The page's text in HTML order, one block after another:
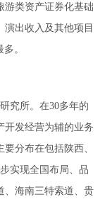
游类资产证券化基础
演出收入及其他项目
。
究所。在30多年的
开发经营为辅的业务
分布在包括陕西、
实现全国布局、品
、海南三特索道、贵